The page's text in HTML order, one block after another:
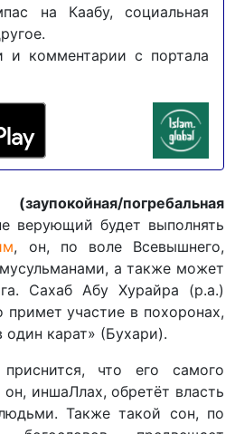
на Каабу, социальная
и комментарии с портала
погребальная
верующий будет выполнять
, он, по воле Всевышнего,
а также может
Сахаб Абу Хурайра (р.а.)
участие в похоронах,
один карат» (Бухари).
что его самого
он, иншаЛлах, обретёт власть
Также такой сон, по